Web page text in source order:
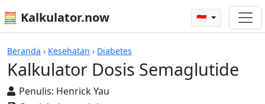
🧮 Kalkulator.now 🇮🇩
Beranda › Kesehatan › Diabetes
Kalkulator Dosis Semaglutide
Penulis: Henrick Yau
Kalkulator-kalkulator